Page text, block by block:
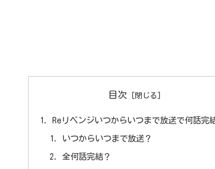
目次
Reリベンジいつからいつまで放送で何話完
いつからいつまで放送？
全何話完結？